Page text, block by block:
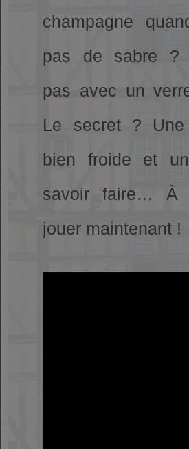
champagne
pas de sabre ?
pas avec un
Le secret ? Une
bien froide et
savoir faire… À
jouer maintenant !